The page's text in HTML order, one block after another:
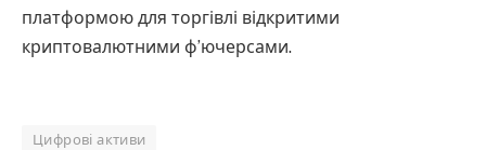
платформою для торгівлі відкритими
криптовалютними ф’ючерсами.
Цифрові активи